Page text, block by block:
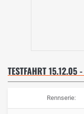
Rennserie: